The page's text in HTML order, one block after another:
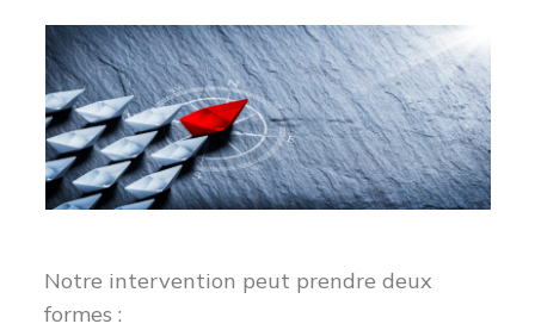
Notre intervention peut prendre deux
formes :